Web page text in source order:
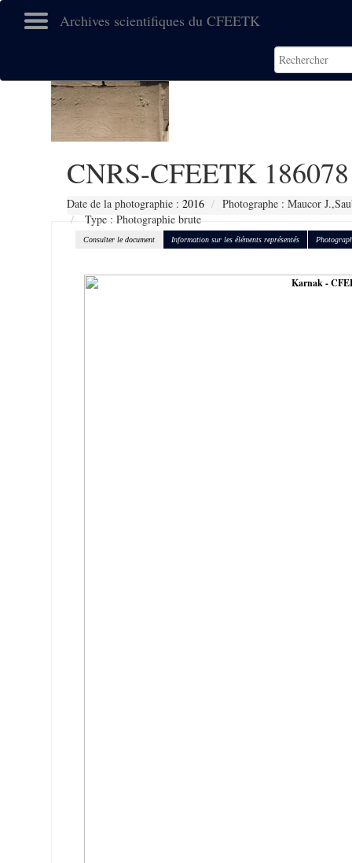
Archives scientifiques du CFEETK
CNRS-CFEETK 186078
Date de la photographie : 2016
Photographe : Maucor
Type : Photographie brute
Consulter le document Information sur les éléments représentés